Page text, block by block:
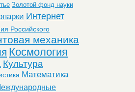
Золотой фонд науки
Интернет
Российского
механика
Космология
Культура
Математика